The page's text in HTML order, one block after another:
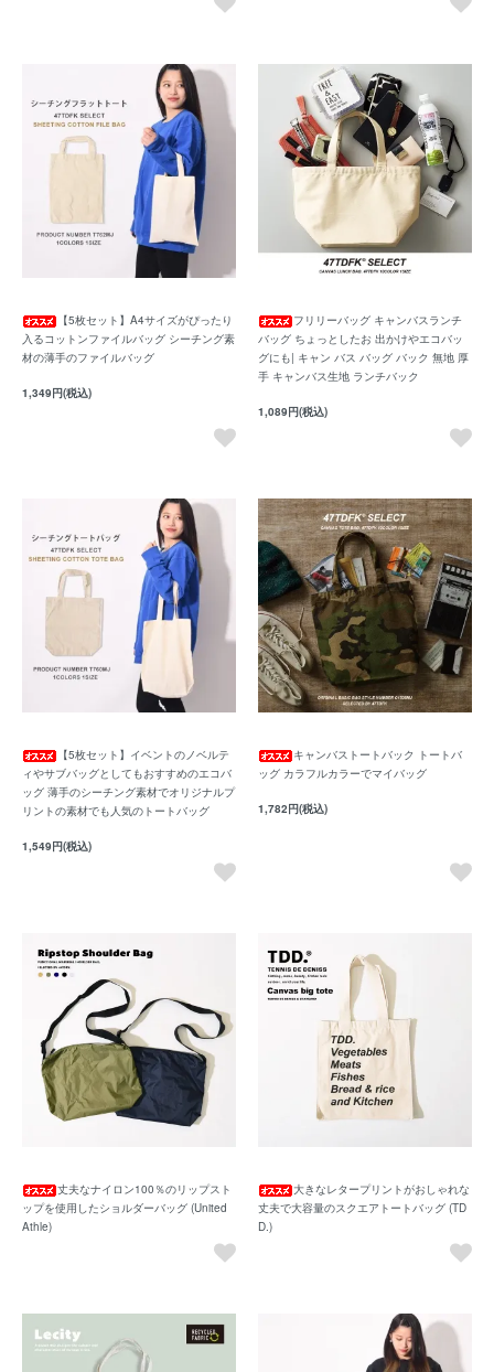
【5枚セット】A4サイズがぴったり
入るコットンファイルバッグ シーチング素
材の薄手のファイルバッグ
1,349円(税込)
フリリーバッグ キャンバスランチ
バッグ ちょっとしたお 出かけやエコバッ
グにも| キャン バス バッグ バック 無地 厚
手 キャンバス生地 ランチバック
1,089円(税込)
【5枚セット】イベントのノベルテ
ィやサブバッグとしてもおすすめのエコバ
ッグ 薄手のシーチング素材でオリジナルプ
リントの素材でも人気のトートバッグ
1,549円(税込)
キャンバストートバック トートバ
ッグ カラフルカラーでマイバッグ
1,782円(税込)
丈夫なナイロン100％のリップスト
ップを使用したショルダーバッグ (United
Athle)
大きなレタープリントがおしゃれな
丈夫で大容量のスクエアトートバッグ (TD
D.)